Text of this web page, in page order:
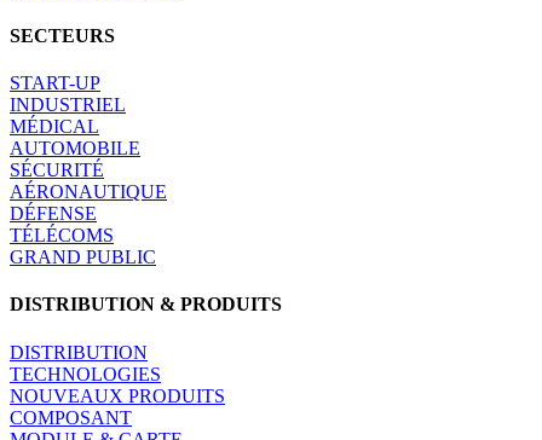
SECTEURS
START-UP
INDUSTRIEL
MÉDICAL
AUTOMOBILE
SÉCURITÉ
AÉRONAUTIQUE
DÉFENSE
TÉLÉCOMS
GRAND PUBLIC
DISTRIBUTION & PRODUITS
DISTRIBUTION
TECHNOLOGIES
NOUVEAUX PRODUITS
COMPOSANT